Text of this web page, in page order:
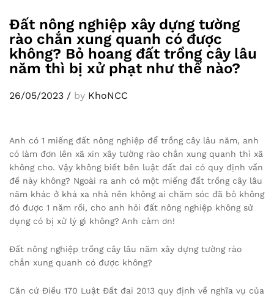
Đất nông nghiệp xây dựng tường
rào chắn xung quanh có được
không? Bỏ hoang đất trồng cây lâu
năm thì bị xử phạt như thế nào?
26/05/2023 / by KhoNCC
Anh có 1 miếng đất nông nghiệp để trồng cây lâu năm, anh
có làm đơn lên xã xin xây tường rào chắn xung quanh thì xã
không cho. Vậy không biết bên luật đất đai có quy định vấn
đề này không? Ngoài ra anh có một miếng đất trồng cây lâu
năm khác ở khá xa nhà nên không ai chăm sóc đã bỏ không
đó được 1 năm rồi, cho anh hỏi đất nông nghiệp không sử
dụng có bị xử lý gì không? Anh cảm ơn!
Đất nông nghiệp trồng cây lâu năm xây dựng tường rào
chắn xung quanh có được không?
Căn cứ Điều 170 Luật Đất đai 2013 quy định về nghĩa vụ của